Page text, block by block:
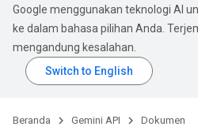
Google menggunakan teknologi AI
ke dalam bahasa pilihan Anda.
mengandung kesalahan.
Beranda Gemini API Dokumen